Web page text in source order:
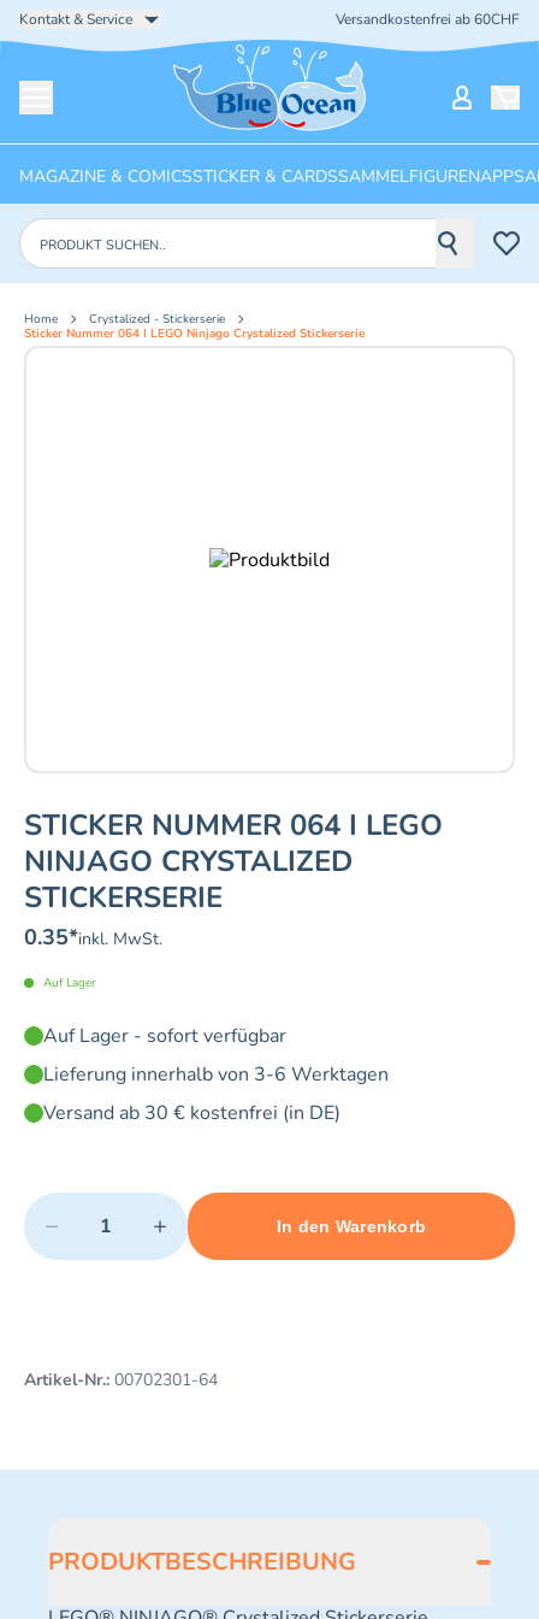
Kontakt & Service Versandkostenfrei ab 60CHF
Startseite
MAGAZINE & COMICSSTICKER & CARDSSAMMELFIGURENAPPS
Produkte suchen
Home
Crystalized - Stickerserie
Sticker Nummer 064 I LEGO Ninjago Crystalized Stickerserie
STICKER NUMMER 064 I LEGO
NINJAGO CRYSTALIZED
STICKERSERIE
0.35*inkl. MwSt.
Auf Lager
Auf Lager - sofort verfügbar
Lieferung innerhalb von 3-6 Werktagen
Versand ab 30 € kostenfrei (in DE)
Quantity
− +
Minimum quantity: 1 Maximum quantity: 3
In den Warenkorb
Add 1 item to cart
Artikel-Nr.: 00702301-64
PRODUKTBESCHREIBUNG